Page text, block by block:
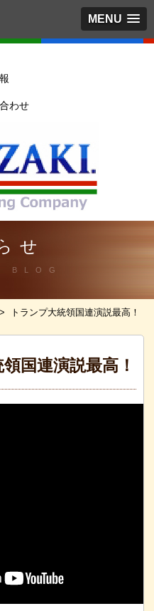
MENU
わせ
せ
BLOG
> トランプ大統領国連演説最高！
国連演説最高！